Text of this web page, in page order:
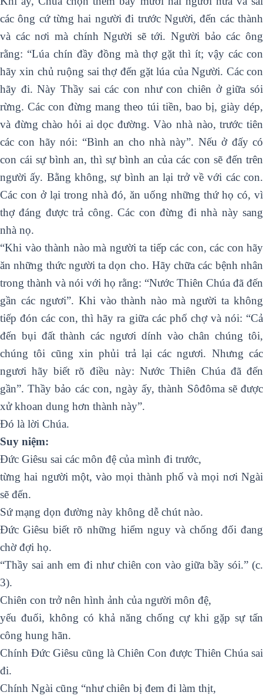
các ông cứ từng hai người đi trước Người, đến các thành
và các nơi mà chính Người sẽ tới. Người bảo các ông
rằng: “Lúa chín đầy đồng mà thợ gặt thì ít; vậy các con
hãy xin chủ ruộng sai thợ đến gặt lúa của Người. Các con
hãy đi. Này Thầy sai các con như con chiên ở giữa sói
rừng. Các con đừng mang theo túi tiền, bao bị, giày dép,
và đừng chào hỏi ai dọc đường. Vào nhà nào, trước tiên
các con hãy nói: “Bình an cho nhà này”. Nếu ở đấy có
con cái sự bình an, thì sự bình an của các con sẽ đến trên
người ấy. Bằng không, sự bình an lại trở về với các con.
Các con ở lại trong nhà đó, ăn uống những thứ họ có, vì
thợ đáng được trả công. Các con đừng đi nhà này sang
nhà nọ.
“Khi vào thành nào mà người ta tiếp các con, các con hãy
ăn những thức người ta dọn cho. Hãy chữa các bệnh nhân
trong thành và nói với họ rằng: “Nước Thiên Chúa đã đến
gần các ngươi”. Khi vào thành nào mà người ta không
tiếp đón các con, thì hãy ra giữa các phố chợ và nói: “Cả
đến bụi đất thành các ngươi dính vào chân chúng tôi,
chúng tôi cũng xin phủi trả lại các ngươi. Nhưng các
ngươi hãy biết rõ điều này: Nước Thiên Chúa đã đến
gần”. Thầy bảo các con, ngày ấy, thành Sôđôma sẽ được
xử khoan dung hơn thành này”.
Ðó là lời Chúa.
Suy niệm:
Đức Giêsu sai các môn đệ của mình đi trước,
từng hai người một, vào mọi thành phố và mọi nơi Ngài
sẽ đến.
Sứ mạng dọn đường này không dễ chút nào.
Đức Giêsu biết rõ những hiểm nguy và chống đối đang
chờ đợi họ.
“Thầy sai anh em đi như chiên con vào giữa bầy sói.” (c.
3).
Chiên con trở nên hình ảnh của người môn đệ,
yếu đuối, không có khả năng chống cự khi gặp sự tấn
công hung hãn.
Chính Đức Giêsu cũng là Chiên Con được Thiên Chúa sai
đi.
Chính Ngài cũng “như chiên bị đem đi làm thịt,